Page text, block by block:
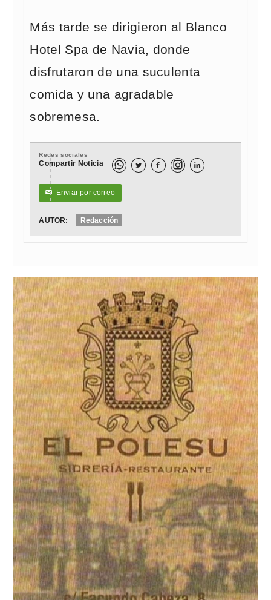
Más tarde se dirigieron al Blanco
Hotel Spa de Navia, donde
disfrutaron de una suculenta
comida y una agradable
sobremesa.
Redes sociales
Compartir Noticia   
✉ Enviar por correo
AUTOR: Redacción